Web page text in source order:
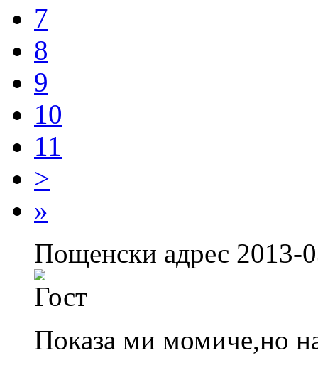
7
8
9
10
11
>
»
Пощенски адрес 2013-
Показа ми момиче,но